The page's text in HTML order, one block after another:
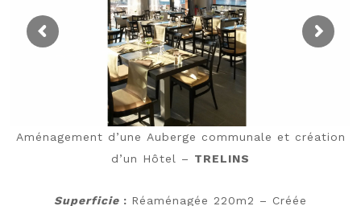
Aménagement d’une Auberge communale et création
d’un Hôtel – TRELINS
Superficie : Réaménagée 220m2 – Créée